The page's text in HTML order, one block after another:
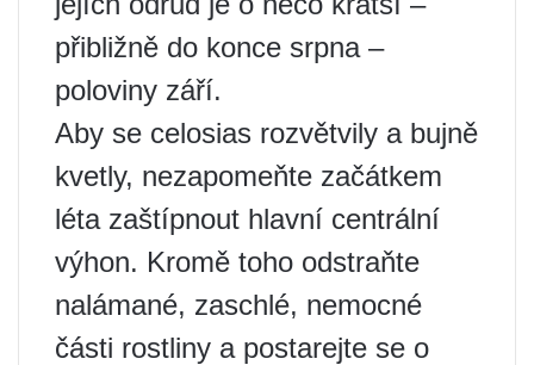
přibližně do konce srpna –
poloviny září.
Aby se celosias rozvětvily a bujně
kvetly, nezapomeňte začátkem
léta zaštípnout hlavní centrální
výhon. Kromě toho odstraňte
nalámané, zaschlé, nemocné
části rostliny a postarejte se o